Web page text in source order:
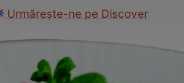
Urmărește-ne pe Discover